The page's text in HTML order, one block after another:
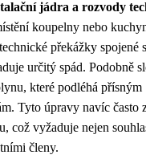
jádra a rozvody
koupelny nebo
překážky spojené
určitý spád. Podobně
které podléhá přísným
Tyto úpravy navíc často
což vyžaduje nejen
členy.